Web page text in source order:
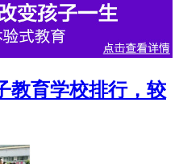
教育学校排行，较